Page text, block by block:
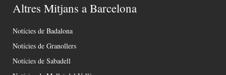
Altres Mitjans a Barcelona
Notícies de Badalona
Notícies de Granollers
Notícies de Sabadell